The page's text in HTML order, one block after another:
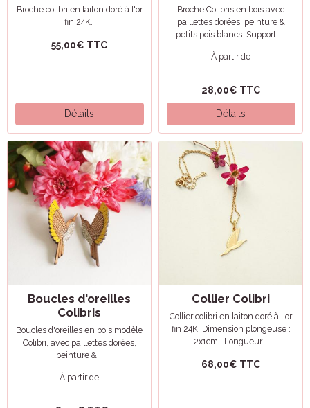
Broche colibri en laiton doré à l'or
fin 24K.
55,00€ TTC
Détails
Broche Colibris en bois avec
paillettes dorées, peinture &
petits pois blancs. Support :...
À partir de
28,00€ TTC
Détails
Boucles d'oreilles
Colibris
Boucles d'oreilles en bois modèle
Colibri, avec paillettes dorées,
peinture &...
À partir de
Collier Colibri
Collier colibri en laiton doré à l'or
fin 24K. Dimension plongeuse :
2x1cm. Longueur...
68,00€ TTC